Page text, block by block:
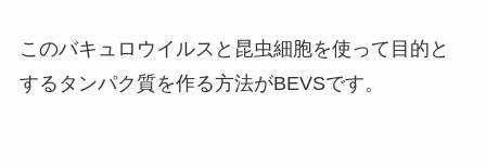
このバキュロウイルスと昆虫細胞を使って目的と
するタンパク質を作る方法がBEVSです。